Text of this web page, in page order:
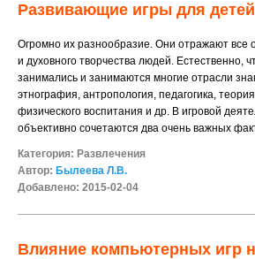
Развивающие игры для детей
Огромно их разнообразие. Они отражают все
и духовного творчества людей. Естественно,
занимались и занимаются многие отрасли
этнография, антропология, педагогика,
физического воспитания и др. В игровой
объективно сочетаются два очень важных
Категория: Развлечения
Автор: Былеева Л.В.
Добавлено: 2015-02-04
Влияние компьютерных игр